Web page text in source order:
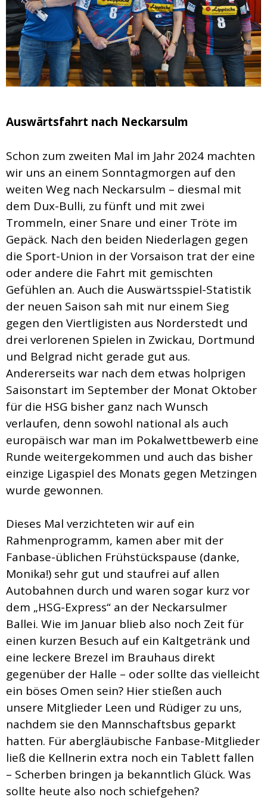
Auswärtsfahrt nach Neckarsulm
Schon zum zweiten Mal im Jahr 2024 machten
wir uns an einem Sonntagmorgen auf den
weiten Weg nach Neckarsulm – diesmal mit
dem Dux-Bulli, zu fünft und mit zwei
Trommeln, einer Snare und einer Tröte im
Gepäck. Nach den beiden Niederlagen gegen
die Sport-Union in der Vorsaison trat der eine
oder andere die Fahrt mit gemischten
Gefühlen an. Auch die Auswärtsspiel-Statistik
der neuen Saison sah mit nur einem Sieg
gegen den Viertligisten aus Norderstedt und
drei verlorenen Spielen in Zwickau, Dortmund
und Belgrad nicht gerade gut aus.
Andererseits war nach dem etwas holprigen
Saisonstart im September der Monat Oktober
für die HSG bisher ganz nach Wunsch
verlaufen, denn sowohl national als auch
europäisch war man im Pokalwettbewerb eine
Runde weitergekommen und auch das bisher
einzige Ligaspiel des Monats gegen Metzingen
wurde gewonnen.
Dieses Mal verzichteten wir auf ein
Rahmenprogramm, kamen aber mit der
Fanbase-üblichen Frühstückspause (danke,
Monika!) sehr gut und staufrei auf allen
Autobahnen durch und waren sogar kurz vor
dem „HSG-Express“ an der Neckarsulmer
Ballei. Wie im Januar blieb also noch Zeit für
einen kurzen Besuch auf ein Kaltgetränk und
eine leckere Brezel im Brauhaus direkt
gegenüber der Halle – oder sollte das vielleicht
ein böses Omen sein? Hier stießen auch
unsere Mitglieder Leen und Rüdiger zu uns,
nachdem sie den Mannschaftsbus geparkt
hatten. Für abergläubische Fanbase-Mitglieder
ließ die Kellnerin extra noch ein Tablett fallen
– Scherben bringen ja bekanntlich Glück. Was
sollte heute also noch schiefgehen?